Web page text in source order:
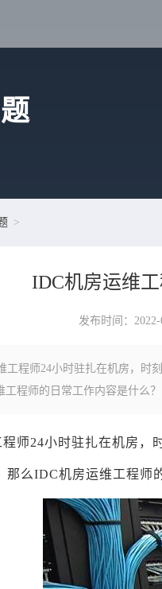
IDC机房运维
发布时间：2022-
工程师24小时驻扎在机房，时
工程师的日常工作内容是什么
程师24小时驻扎在机房，
那么IDC机房运维工程师